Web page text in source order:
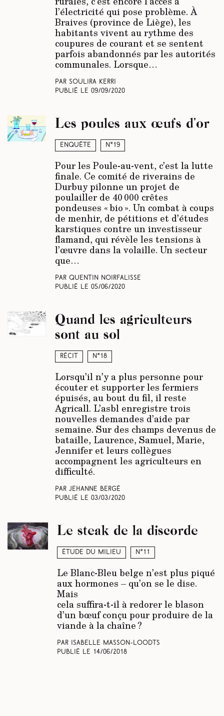
l’électricité qui pose problème. À
Braives (province de Liège), les
habitants vivent au rythme des
coupures de courant et se sentent
parfois abandonnés par les autorités
communales. Lorsque…
Par Soulira Kerri
Publié le 09/09/2020
Enquête N°19
Les poules aux œufs d’or
Pour les Poule-au-vent, c’est la lutte
finale. Ce comité de riverains de
Durbuy pilonne un projet de
poulailler de 40 000 crêtes
pondeuses « bio ». Un combat à coups
de menhir, de pétitions et d’études
karstiques contre un investisseur
flamand, qui révèle les tensions à
l’œuvre dans la volaille. Un secteur
que…
Par Quentin Noirfalisse
Publié le 05/06/2020
Récit N°18
Quand les agriculteurs
sont au sol
Lorsqu’il n’y a plus personne pour
écouter et supporter les fermiers
épuisés, au bout du fil, il reste
Agricall. L’asbl enregistre trois
nouvelles demandes d’aide par
semaine. Sur des champs devenus de
bataille, Laurence, Samuel, Marie,
Jennifer et leurs collègues
accompagnent les agriculteurs en
difficulté.
Par Jehanne Bergé
Publié le 03/03/2020
Étude du milieu N°11
Le steak de la discorde
Le Blanc-Bleu belge n’est plus piqué
aux hormones – qu’on se le dise.
Mais
cela suffira-t-il à redorer le blason
d’un bœuf conçu pour produire de la
viande à la chaîne ?
Par Isabelle Masson-Loodts
Publié le
14/06/2018